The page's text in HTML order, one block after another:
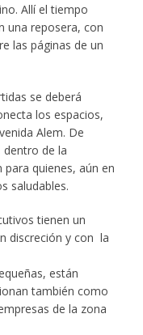
Allí el tiempo
una reposera, con
las páginas de un
se deberá
los espacios,
Alem. De
de la
quienes, aún en
saludables.
tienen un
discreción y con la
están
también como
de la zona